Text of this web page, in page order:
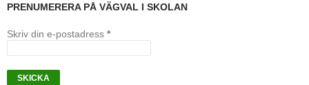
PRENUMERERA PÅ VÄGVAL I SKOLAN
Skriv din e-postadress *